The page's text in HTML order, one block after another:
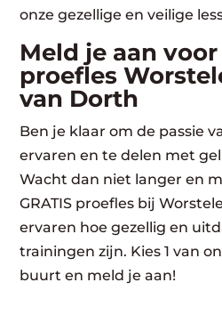
onze gezellige en veilige
Meld je aan voor
proefles
van Dorth
Ben je klaar om de passie
ervaren en te delen met
Wacht dan niet langer en
GRATIS proefles bij
ervaren hoe gezellig en
trainingen zijn. Kies 1 van
buurt en meld je aan!